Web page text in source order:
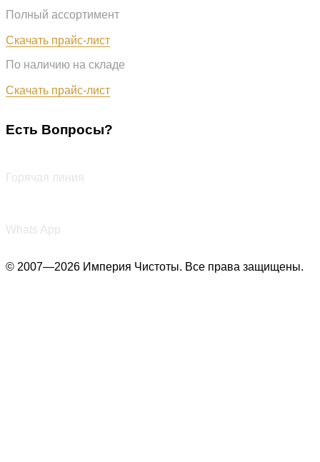
Полный ассортимент
Скачать прайс-лист
По наличию на складе
Скачать прайс-лист
Есть Вопросы?
Горячая линия
Whats App
© 2007—2026 Империя Чистоты. Все права защищены.